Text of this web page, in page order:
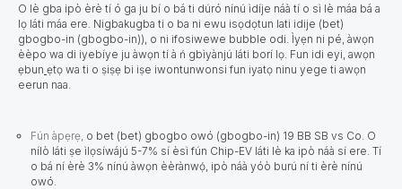
O lè gba ipò èrè tí ó ga ju bí o bá ti dúró nínú ìdíje náà tí o sì lè máa bá a
lọ láti máa ere. Nigbakugba ti o ba ni ewu isọdọtun lati idije (bet)
gbogbo-in (gbogbo-in)), o ni ifosiwewe bubble odi. Ìyẹn ni pé, àwọn
èèpo wa di iyebíye ju àwọn tí à ń gbìyànjú láti borí lọ. Fun idi eyi, awọn
ẹbun ẹtọ wa ti o ṣiṣẹ bi iṣe iwontunwonsi fun iyatọ ninu yege ti awọn
eerun naa.
Fún àpẹrẹ, o bet (bet) gbogbo owó (gbogbo-in) 19 BB SB vs Co. O
nílò láti ṣe ìlọsíwájú 5-7% sí èsì fún Chip-EV láti lè ka ipò náà sí ere. Tí
o bá ní èrè 3% nínú àwọn èèrànwọ́, ipò náà yóò burú ní ti èrè nínú
owó.